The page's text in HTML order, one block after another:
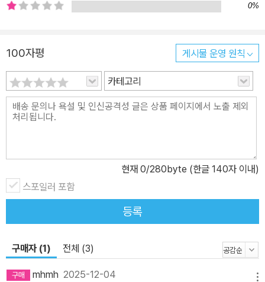
다. 아이들이 살아가야 할 시대에 진짜 필요한 건 기술이나 이론이 아
럼 이 시기를 비춰 줄까? 어린이들이 독서의 경험을 통해 미래를 밝
혀 줄 빛을 찾기를 바란다. 출간 즉시 베스트셀러 소년한국 우수 어린
이 도서 선정 독자들의 리뷰가 증명하는 최고의 어린이 인문학 도서
그 어느 때보다 방대한 학습 자료가 책과 미디어를 통해 쏟아지는 시
대다. 오늘날의 아이들은 수많은 정보를 받아들이지만 그 지식을 하
아닐까. ‘내 생각’을 이야기하는 것은 외우는 공부로 되지 않는다. 숨
겨진 의미와 맥락을 이해하고 현실에 적용시키는 능력이 요구되는 아
이들에게 이 책은 훌륭한 선생님이자 토론자가 되어 줄 것이다. 지식
만큼 중요한 것은 생각하는 힘이다. 1. 국내 최초, 어린이를 위한 본격
인문학 스토리 만화! 인문학과 과학의 핵심 지식만 쉽고 재미있게 전
달해 어렵고 복잡한 인문학을 이해하기 쉽게 하나의 줄기로 꿰어 준
다 2. 세상을 살아가는 데 필요한 ‘진짜 지식’ 제공 절대주의, 상대주
의, 회의주의, 아리스토텔레스의 삼단논법과 합리주의, 경험주의 등
0%
100자평 게시물 운영 원칙
카테고리
현재 0/280byte (한글 140자 이내)
스포일러 포함
등록
구매자 (1) 전체 (3)
mhmh 2025-12-04